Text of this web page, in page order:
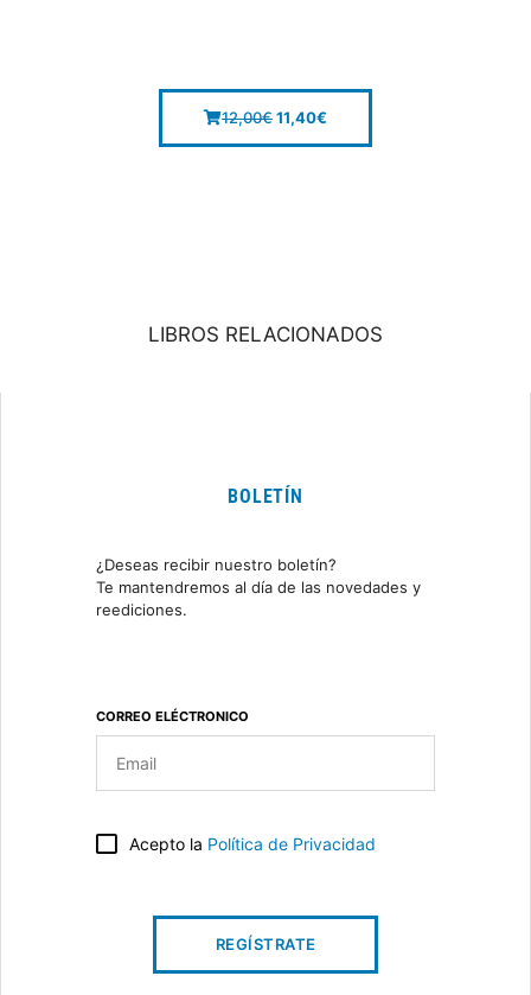
12,00€11,40€
LIBROS RELACIONADOS
BOLETÍN
¿Deseas recibir nuestro boletín?
Te mantendremos al día de las novedades y
reediciones.
CORREO ELÉCTRONICO
Acepto la Política de Privacidad
REGÍSTRATE